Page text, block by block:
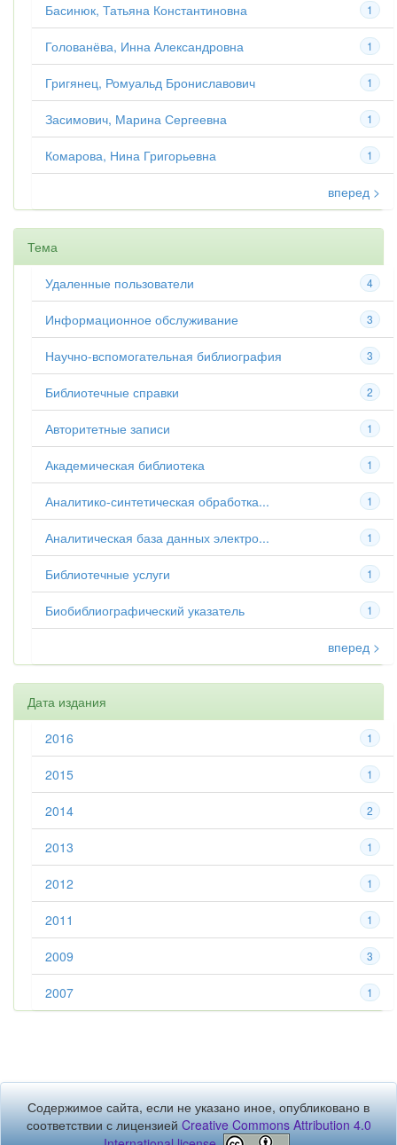
1
Басинюк, Татьяна Константиновна
1
Голованёва, Инна Александровна
1
Григянец, Ромуальд Брониславович
1
Засимович, Марина Сергеевна
1
Комарова, Нина Григорьевна
вперед >
Тема
4
Удаленные пользователи
3
Информационное обслуживание
3
Научно-вспомогательная библиография
2
Библиотечные справки
1
Авторитетные записи
1
Академическая библиотека
1
Аналитико-синтетическая обработка...
1
Аналитическая база данных электро...
1
Библиотечные услуги
1
Биобиблиографический указатель
вперед >
Дата издания
1
2016
1
2015
2
2014
1
2013
1
2012
1
2011
3
2009
1
2007
Содержимое сайта, если не указано иное, опубликовано в
соответствии с лицензиейCreative Commons Attribution 4.0